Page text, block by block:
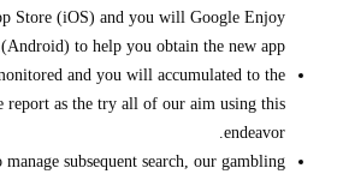
new App Store (iOS) and you will Google
(Android) to help you obtain the new
try monitored and you will accumulated to
report as the try all of our aim using
want to manage subsequent search, our